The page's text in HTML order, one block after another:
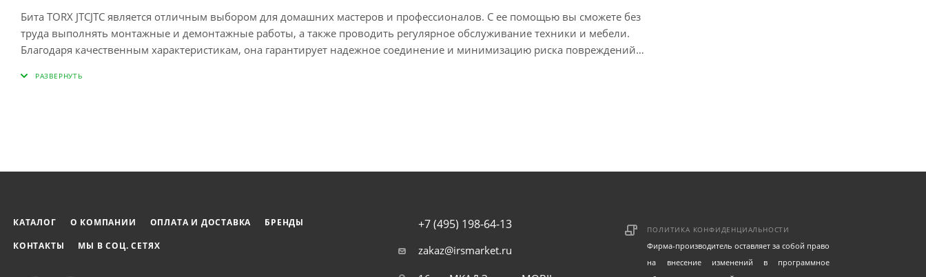
Бита TORX JTCJTC является отличным выбором для домашних мастеров и профессионалов. С ее помощью вы сможете без
труда выполнять монтажные и демонтажные работы, а также проводить регулярное обслуживание техники и мебели.
Благодаря качественным характеристикам, она гарантирует надежное соединение и минимизацию риска повреждений
КАТАЛОГ О КОМПАНИИ ОПЛАТА И ДОСТАВКА
БРЕНДЫ
КОНТАКТЫ
МЫ В СОЦ. СЕТЯХ
+7 (495) 198-64-13
zakaz@irsmarket.ru
ПОЛИТИКА КОНФИДЕНЦИАЛЬНОСТИ
Фирма-производитель оставляет за собой право
на внесение изменений в программное